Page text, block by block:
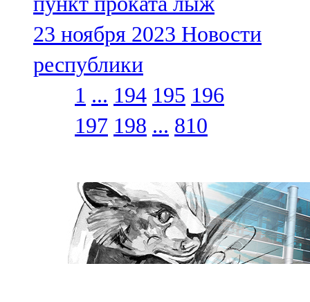
23 ноября 2023 Новости
республики
1 ... 194 195 196
197 198 ... 810